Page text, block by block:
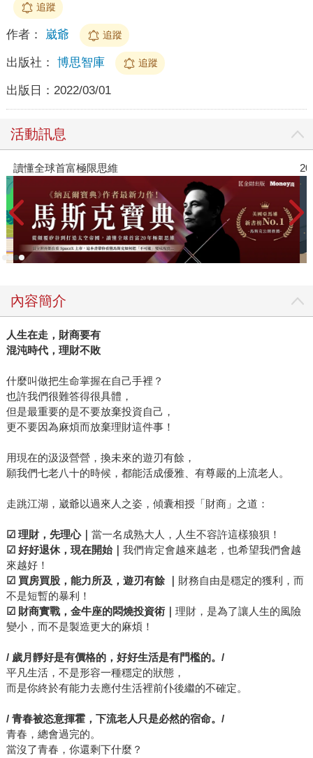
追蹤
作者： 崴爺 追蹤
出版社： 博思智庫 追蹤
出版日： 2022/03/01
活動訊息
讀懂全球首富極限思維
內容簡介
人生在走，財商要有
混沌時代，理財不敗
什麼叫做把生命掌握在自己手裡？
也許我們很難答得很具體，
但是最重要的是不要放棄投資自己，
更不要因為麻煩而放棄理財這件事！
用現在的汲汲營營，換未來的遊刃有餘，
願我們七老八十的時候，都能活成優雅、有尊嚴的上流老人。
走跳江湖，崴爺以過來人之姿，傾囊相授「財商」之道：
☑ 理財，先理心｜ 當一名成熟大人，人生不容許這樣狼狽！
☑ 好好退休，現在開始｜ 我們肯定會越來越老，也希望我們會越
來越好！
☑ 買房買股，能力所及，遊刃有餘 ｜ 財務自由是穩定的獲利，而
不是短暫的暴利！
☑ 財商實戰，金牛座的悶燒投資術｜ 理財，是為了讓人生的風險
變小，而不是製造更大的麻煩！
/ 歲月靜好是有價格的，好好生活是有門檻的。/
平凡生活，不是形容一種穩定的狀態，
而是你終於有能力去應付生活裡前仆後繼的不確定。
/ 青春被恣意揮霍，下流老人只是必然的宿命。/
青春，總會過完的。
當沒了青春，你還剩下什麼？